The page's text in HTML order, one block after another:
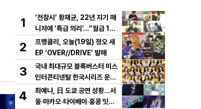
1
‘전참시’ 황재균, 22년 지기 매
니저에 ‘특급 의리’...“월급 150
만원 벌 때도, 가장 힘들 때 월세
대신 내줘” 미담 大방출
2
프랭클리, 오늘(19일) 정오 새
EP ‘OVER//DRIVE’ 발매
3
국내 최대규모 블록버스터 미스
인터콘티넨탈 한국시리즈 운용
개시!
4
최예나, 日 도쿄 공연 성황…서
울·마카오·타이베이·홍콩 잇는